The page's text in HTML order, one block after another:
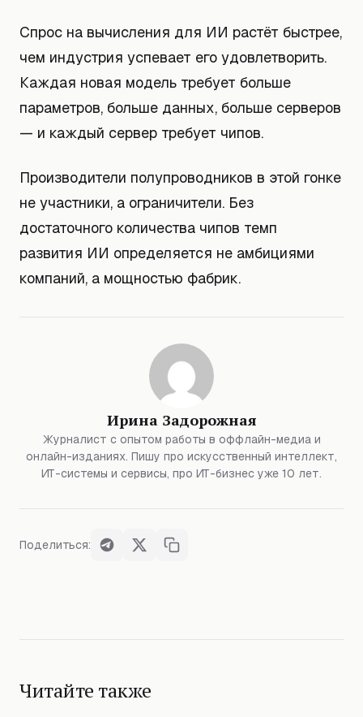
Спрос на вычисления для ИИ растёт быстрее,
чем индустрия успевает его удовлетворить.
Каждая новая модель требует больше
параметров, больше данных, больше серверов
— и каждый сервер требует чипов.
Производители полупроводников в этой гонке
не участники, а ограничители. Без
достаточного количества чипов темп
развития ИИ определяется не амбициями
компаний, а мощностью фабрик.
Ирина Задорожная
Журналист с опытом работы в оффлайн-медиа и
онлайн-изданиях. Пишу про искусственный интеллект,
ИТ-системы и сервисы, про ИТ-бизнес уже 10 лет.
Поделиться:
Читайте также